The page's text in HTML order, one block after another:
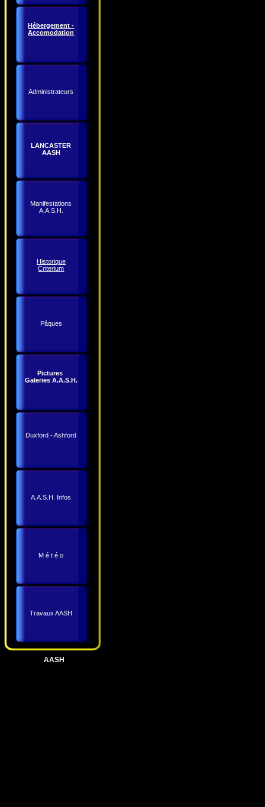
Hébergement -
Accomodation
Administrateurs
LANCASTER
AASH
Manifestations
A.A.S.H.
Historique
Criterium
Pâques
Pictures
Galeries A.A.S.H.
Duxford - Ashford
A.A.S.H. Infos
M é t é o
Travaux AASH
AASH